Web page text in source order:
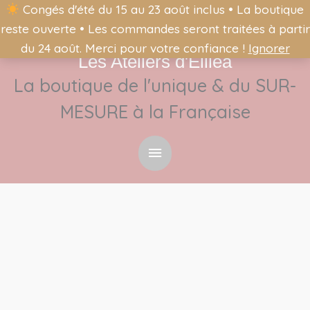
Congés d'été du 15 au 23 août inclus • La boutique
reste ouverte • Les commandes seront traitées à partir
du 24 août. Merci pour votre confiance ! Ignorer
Les Ateliers d'Éliléa
La boutique de l'unique & du SUR-
MESURE à la Française
Menu
principal